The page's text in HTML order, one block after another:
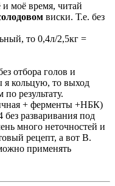
и моё время, читай
виски. Т.е. без
то 0,4л/2,5кг =
отбора голов и
я кольцую, то выход
результату.
+ ферменты +НБК)
разваривания под
много неточностей и
рецепт, а вот В.
применять